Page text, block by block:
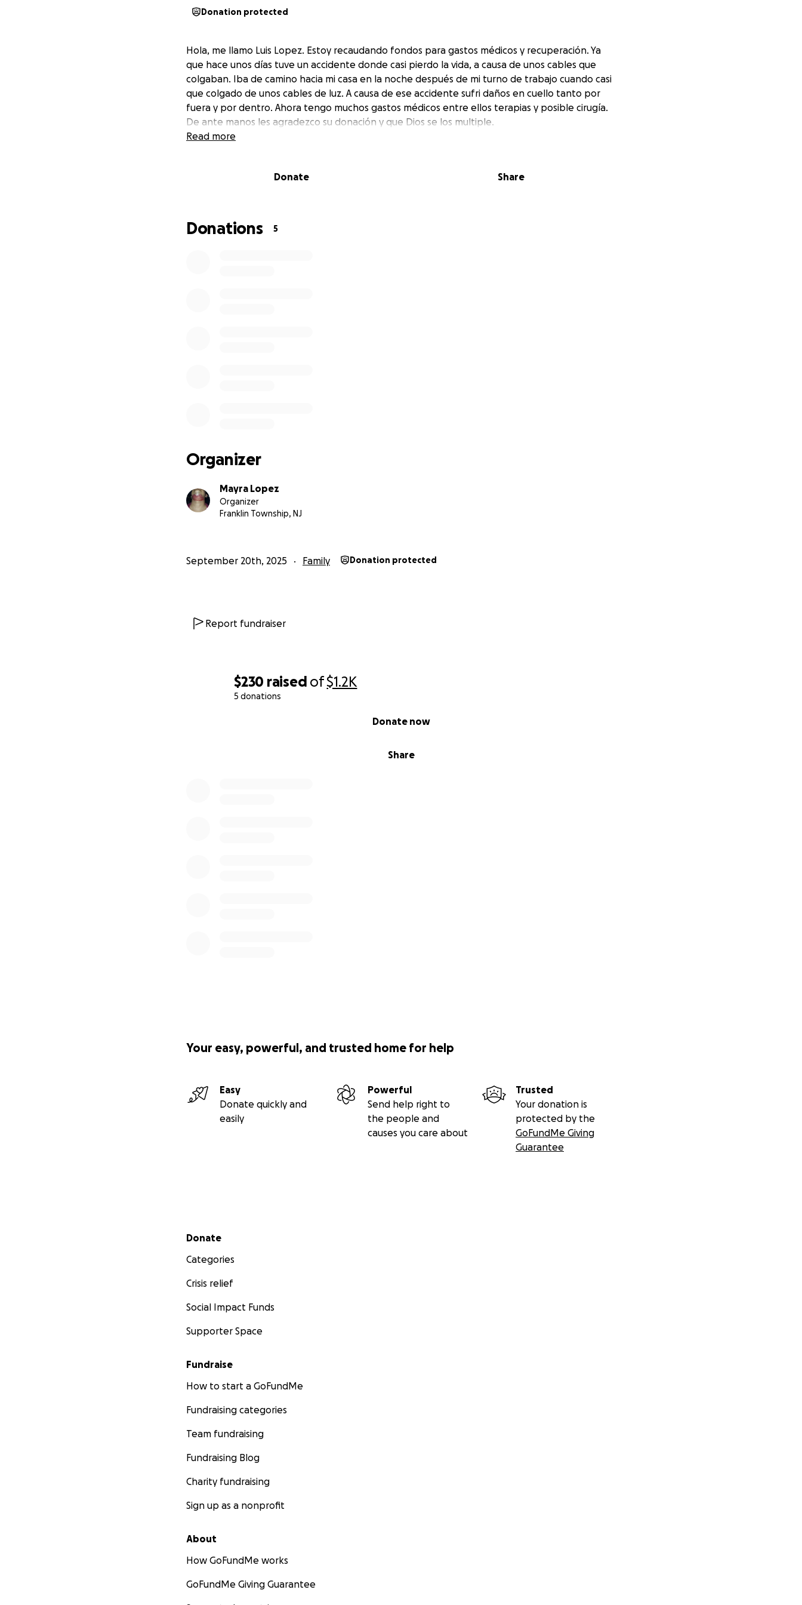
$230 raised of$1.2K
5 donations
Share
Donate now
Donation protected
Hola, me llamo Luis Lopez. Estoy recaudando fondos para gastos médicos y recuperación. Ya
que hace unos días tuve un accidente donde casi pierdo la vida, a causa de unos cables que
colgaban. Iba de camino hacia mi casa en la noche después de mi turno de trabajo cuando casi
que colgado de unos cables de luz. A causa de ese accidente sufri daños en cuello tanto por
fuera y por dentro. Ahora tengo muchos gastos médicos entre ellos terapias y posible cirugía.
De ante manos les agradezco su donación y que Dios se los multiple.
Read more
Donate Share
Donations 5
Organizer
Mayra Lopez
Organizer
Franklin Township, NJ
September 20th, 2025 Family Donation protected
Report fundraiser
Your easy, powerful, and trusted home for help
Easy
Donate quickly and
easily
Powerful
Send help right to
the people and
causes you care about
Trusted
Your donation is
protected by the
GoFundMe Giving
Guarantee
Secondary menu
Donate
Categories
Crisis relief
Social Impact Funds
Supporter Space
Fundraise
How to start a GoFundMe
Fundraising categories
Team fundraising
Fundraising Blog
Charity fundraising
Sign up as a nonprofit
About
How GoFundMe works
GoFundMe Giving Guarantee